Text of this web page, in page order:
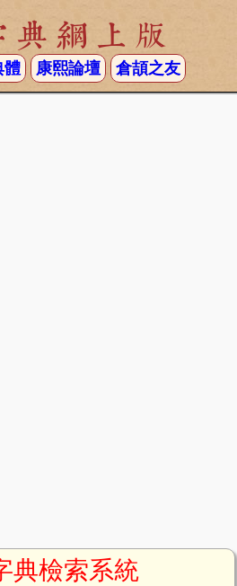
典網上版
體 康熙論壇 倉頡之友
典檢索系統